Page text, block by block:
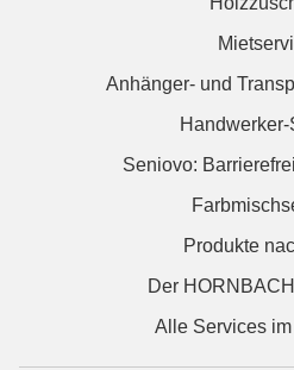
Anhänger- und
Seniovo:
Produkte
Der
Alle Services